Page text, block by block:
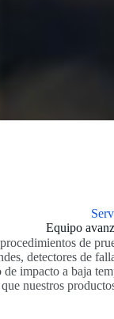
Equipo
de
detectores de
impacto a baja
nuestros